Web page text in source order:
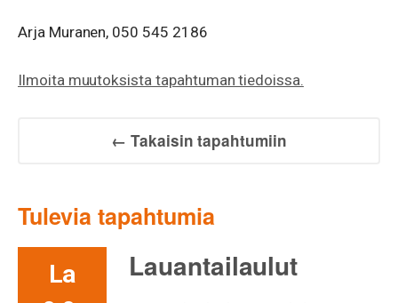
Arja Muranen, 050 545 2186
Ilmoita muutoksista tapahtuman tiedoissa.
← Takaisin tapahtumiin
Tulevia tapahtumia
La Lauantailaulut